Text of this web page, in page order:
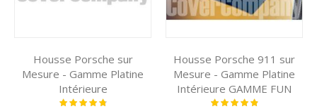
Housse Porsche sur
Mesure - Gamme Platine
Intérieure
Notation:
Housse Porsche 911 sur
Mesure - Gamme Platine
Intérieure GAMME FUN
Notation: